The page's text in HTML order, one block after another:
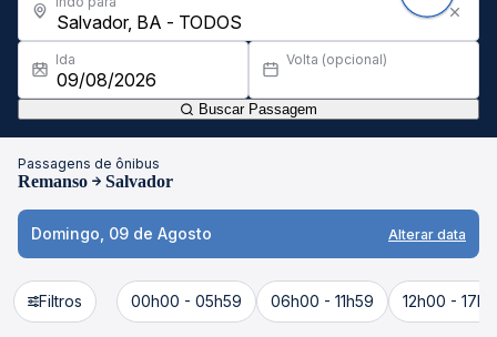
Ida Volta (opcional)
Buscar Passagem
Passagens de ônibus
Remanso Salvador
Domingo, 09 de Agosto Alterar data
Filtros 00h00 - 05h59 06h00 - 11h59 12h00 -